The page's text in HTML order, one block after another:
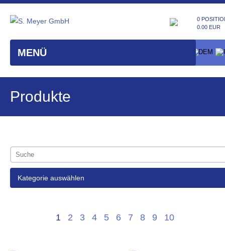
MENÜ
0
0.00 EUR
Produkte
Kategorie auswählen
1 2 3 4 5 6 7 8 9 10